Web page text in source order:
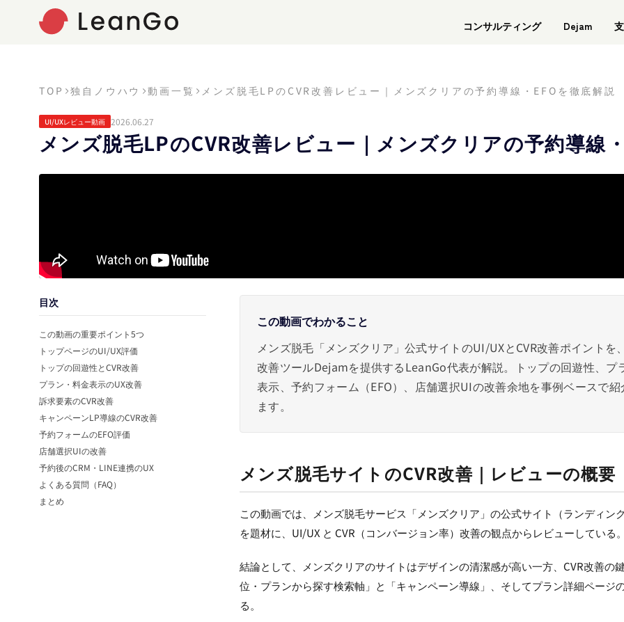
コンサルティング Dejam
TOP 独自ノウハウ 動画一覧 メンズ脱毛LPのCVR改善レビュー｜メンズクリアの予約導線・EFOを徹底解説
UI/UXレビュー動画 2026.06.27
メンズ脱毛LPのCVR改善レビュー｜メンズクリアの予約導線
目次
この動画の重要ポイント5つ
トップページのUI/UX評価
トップの回遊性とCVR改善
プラン・料金表示のUX改善
訴求要素のCVR改善
キャンペーンLP導線のCVR改善
予約フォームのEFO評価
店舗選択UIの改善
予約後のCRM・LINE連携のUX
よくある質問（FAQ）
まとめ
この動画でわかること
メンズ脱毛「メンズクリア」公式サイトのUI/UXとCVR改善ポイントを
改善ツールDejamを提供するLeanGo代表が解説。トップの回遊性、プ
表示、予約フォーム（EFO）、店舗選択UIの改善余地を事例ベースで紹
ます。
メンズ脱毛サイトのCVR改善｜レビューの概要
この動画では、メンズ脱毛サービス「メンズクリア」の公式サイト（ランディング
を題材に、UI/UX と CVR（コンバージョン率）改善の観点からレビューしている。
結論として、メンズクリアのサイトはデザインの清潔感が高い一方、CVR改善の
位・プランから探す検索軸」と「キャンペーン導線」、そしてプラン詳細ページ
る。